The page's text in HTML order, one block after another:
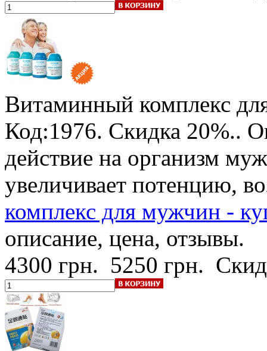
Витаминный комплекс
Код:1976. Скидка 20%..
действие на организм
увеличивает потенцию,
комплекс для мужчин -
описание, цена, отзывы.
4300 грн. 5250 грн.